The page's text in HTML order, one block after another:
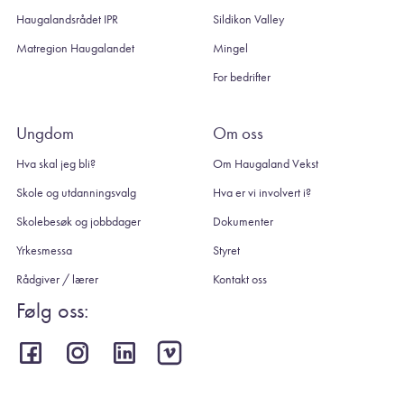
Haugalandsrådet IPR
Matregion Haugalandet
Sildikon Valley
Mingel
For bedrifter
Ungdom
Hva skal jeg bli?
Skole og utdanningsvalg
Skolebesøk og jobbdager
Yrkesmessa
Rådgiver / lærer
Om oss
Om Haugaland Vekst
Hva er vi involvert i?
Dokumenter
Styret
Kontakt oss
Følg oss: